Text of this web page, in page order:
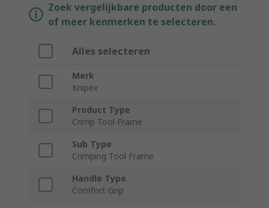
Zoek vergelijkbare producten door een
of meer kenmerken te selecteren.
Alles selecteren
Merk
Knipex
Product Type
Crimp Tool Frame
Sub Type
Crimping Tool Frame
Handle Type
Comfort Grip